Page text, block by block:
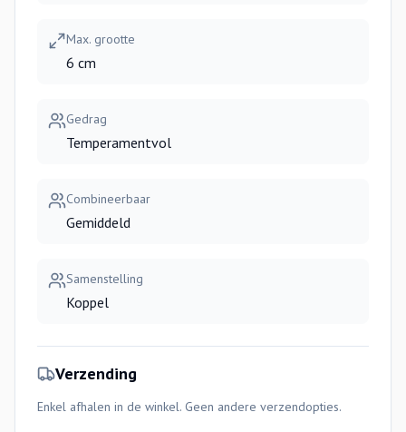
Max. grootte
6 cm
Gedrag
Temperamentvol
Combineerbaar
Gemiddeld
Samenstelling
Koppel
Verzending
Enkel afhalen in de winkel. Geen andere verzendopties.